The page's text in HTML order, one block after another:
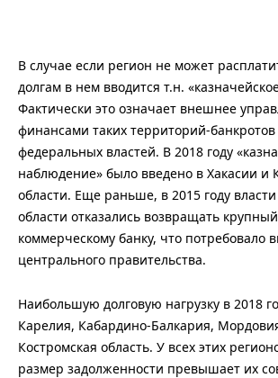
В случае если регион не может
долгам в нем вводится т.н.
Фактически это означает внешнее
финансами таких территорий-
федеральных властей. В 2018 году
наблюдение» было введено в Хакасии и
области. Еще раньше, в 2015 году
области отказались возвращать
коммерческому банку, что потребовало
центрального правительства.
Наибольшую долговую нагрузку в 2018
Карелия, Кабардино-Балкария,
Костромская область. У всех этих
размер задолженности превышает их